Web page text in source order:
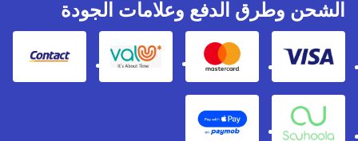
الشحن وطرق الدفع وعلامات الجودة
Visa
Mastercard
Valu
Contact
Souhoola
Apple Pay